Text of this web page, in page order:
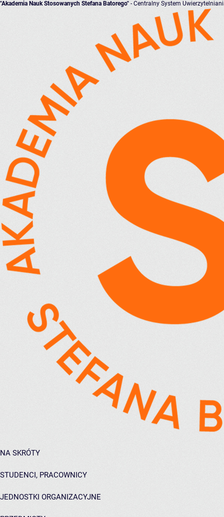
"Akademia Nauk Stosowanych Stefana Batorego" - Centralny System
NA SKRÓTY
STUDENCI, PRACOWNICY
JEDNOSTKI ORGANIZACYJNE